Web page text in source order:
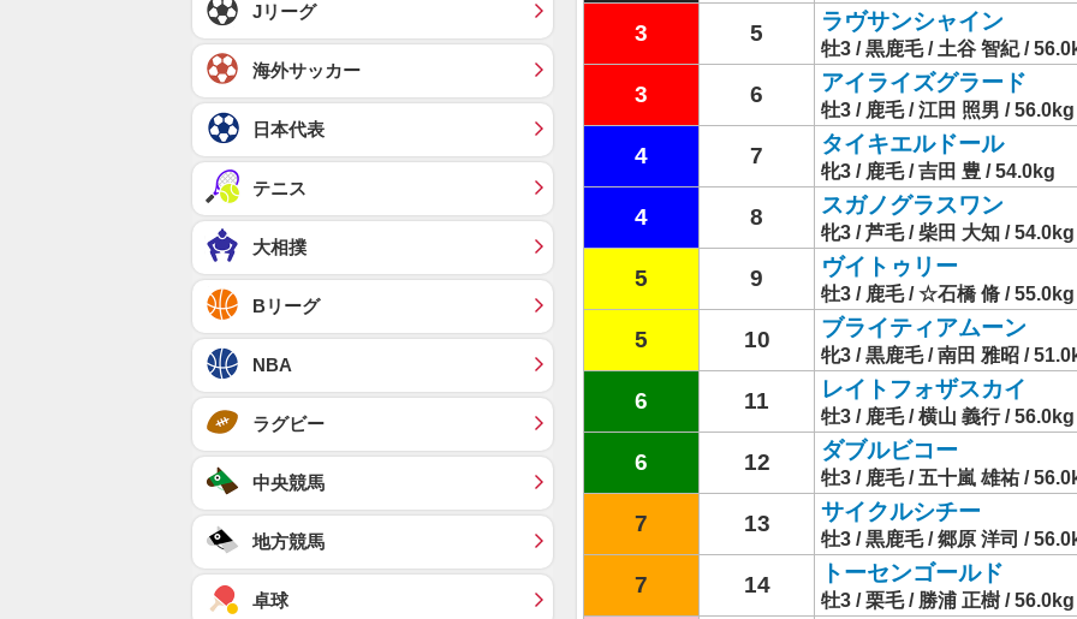
3 5 ラヴサンシャイン
牡3 / 黒鹿毛 / 土谷 智紀 /
3 6 アイライズグラード
牡3 / 鹿毛 / 江田 照男 / 56.0kg
4 7 タイキエルドール
牝3 / 鹿毛 / 吉田 豊 / 54.0kg
4 8 スガノグラスワン
牝3 / 芦毛 / 柴田 大知 / 54.0kg
5 9 ヴイトゥリー
牡3 / 鹿毛 / ☆石橋 脩 / 55.0kg
5 10 ブライティアムーン
牝3 / 黒鹿毛 / 南田 雅昭 /
6 11 レイトフォザスカイ
牡3 / 鹿毛 / 横山 義行 / 56.0kg
6 12 ダブルビコー
牡3 / 鹿毛 / 五十嵐 雄祐 /
7 13 サイクルシチー
牡3 / 黒鹿毛 / 郷原 洋司 /
7 14 トーセンゴールド
牡3 / 栗毛 / 勝浦 正樹 / 56.0kg
Jリーグ
海外サッカー
日本代表
テニス
大相撲
Bリーグ
NBA
ラグビー
中央競馬
地方競馬
卓球